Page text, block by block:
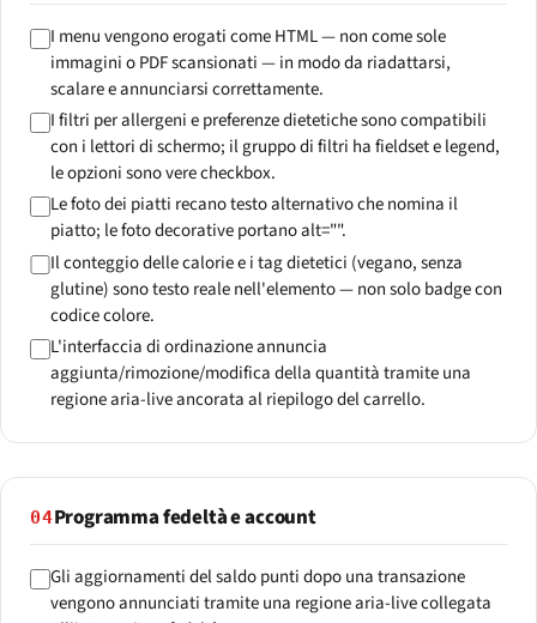
I menu vengono erogati come HTML — non come sole
immagini o PDF scansionati — in modo da riadattarsi,
scalare e annunciarsi correttamente.
I filtri per allergeni e preferenze dietetiche sono compatibili
con i lettori di schermo; il gruppo di filtri ha fieldset e legend,
le opzioni sono vere checkbox.
Le foto dei piatti recano testo alternativo che nomina il
piatto; le foto decorative portano alt="".
Il conteggio delle calorie e i tag dietetici (vegano, senza
glutine) sono testo reale nell'elemento — non solo badge con
codice colore.
L'interfaccia di ordinazione annuncia
aggiunta/rimozione/modifica della quantità tramite una
regione aria-live ancorata al riepilogo del carrello.
04Programma fedeltà e account
Gli aggiornamenti del saldo punti dopo una transazione
vengono annunciati tramite una regione aria-live collegata